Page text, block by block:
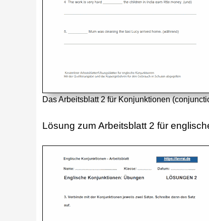
Das Arbeitsblatt 2 für Konjunktionen
Lösung zum Arbeitsblatt 2 für